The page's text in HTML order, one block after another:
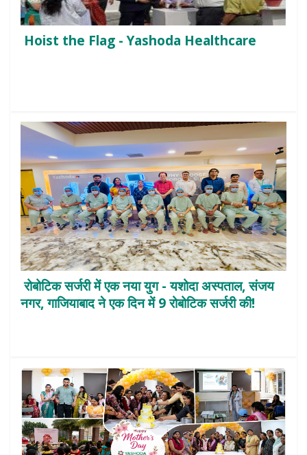
Hoist the Flag - Yashoda Healthcare
रोबोटिक सर्जरी में एक नया युग - यशोदा अस्पताल, संजय
नगर, गाजियाबाद ने एक दिन में 9 रोबोटिक सर्जरी की!